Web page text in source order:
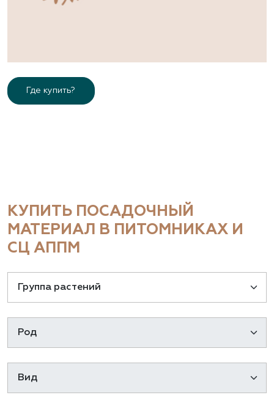
Где купить?
КУПИТЬ ПОСАДОЧНЫЙ
МАТЕРИАЛ В ПИТОМНИКАХ И
СЦ АППМ